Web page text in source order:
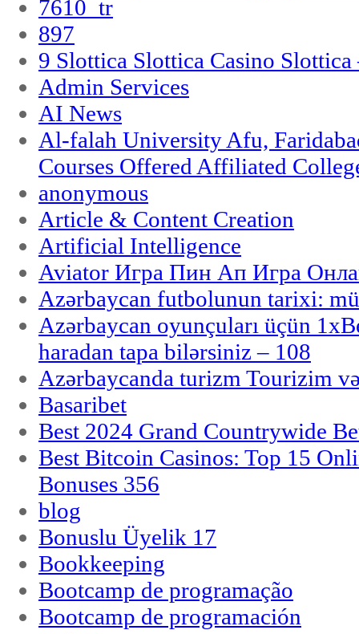
7610_tr
897
9 Slottica Slottica Casino Slottica
Admin Services
AI News
Al-falah University Afu,
Courses Offered Affiliated
anonymous
Article & Content Creation
Artificial Intelligence
Aviator Игра Пин Ап Игра
Azərbaycan futbolunun tarixi:
Azərbaycan oyunçuları üçün
haradan tapa bilərsiniz – 108
Azərbaycanda turizm Tourizim
Basaribet
Best 2024 Grand Countrywide
Best Bitcoin Casinos: Top 15
Bonuses 356
blog
Bonuslu Üyelik 17
Bookkeeping
Bootcamp de programação
Bootcamp de programación